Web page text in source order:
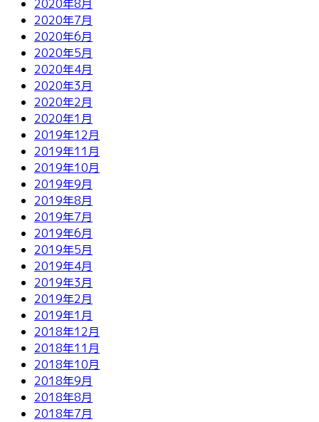
2020年8月
2020年7月
2020年6月
2020年5月
2020年4月
2020年3月
2020年2月
2020年1月
2019年12月
2019年11月
2019年10月
2019年9月
2019年8月
2019年7月
2019年6月
2019年5月
2019年4月
2019年3月
2019年2月
2019年1月
2018年12月
2018年11月
2018年10月
2018年9月
2018年8月
2018年7月